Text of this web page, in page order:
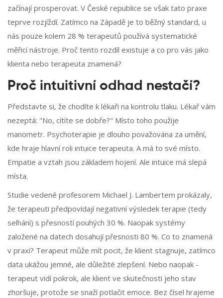
začínají prosperovat. V České republice se však tato praxe
teprve rozjíždí. Zatímco na Západě je to běžný standard, u
nás pouze kolem 28 % terapeutů používá systematické
měřicí nástroje. Proč tento rozdíl existuje a co pro vás jako
klienta nebo terapeuta znamená?
Proč intuitivní odhad nestačí?
Představte si, že chodíte k lékaři na kontrolu tlaku. Lékař vám
nezeptá: "No, cítíte se dobře?" Místo toho použije
manometr. Psychoterapie je dlouho považována za umění,
kde hraje hlavní roli intuice terapeuta. A má to své místo.
Empatie a vztah jsou základem hojení. Ale intuice má slepá
místa.
Studie vedené profesorem Michael J. Lambertem prokázaly,
že terapeuti předpovídají negativní výsledek terapie (tedy
selhání) s přesností pouhých 30 %. Naopak systémy
založené na datech dosahují přesnosti 80 %. Co to znamená
v praxi? Terapeut může mít pocit, že klient stagnuje, zatímco
data ukážou jemné, ale důležité zlepšení. Nebo naopak -
terapeut vidí pokrok, ale klient ve skutečnosti jeho stav
zhoršuje, protože se snaží potlačit emoce. Bez čísel hrajeme